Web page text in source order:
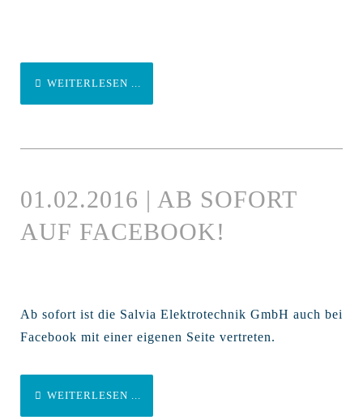
WEITERLESEN ...
01.02.2016 | AB SOFORT
AUF FACEBOOK!
Ab sofort ist die Salvia Elektrotechnik GmbH auch bei
Facebook mit einer eigenen Seite vertreten.
WEITERLESEN ...